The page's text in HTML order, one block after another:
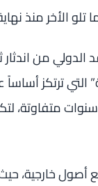
منذ نهاية
التي ترتكز
متفاوتة،
أصول خارجية،